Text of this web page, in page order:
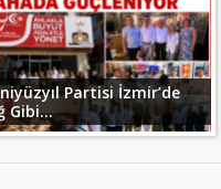
Partisi İzmir’de
Gibi...